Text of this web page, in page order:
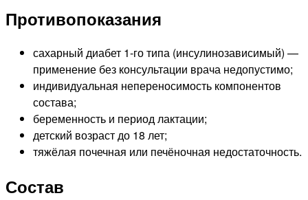
Противопоказания
сахарный диабет 1-го типа (инсулинозависимый) —
применение без консультации врача недопустимо;
индивидуальная непереносимость компонентов
состава;
беременность и период лактации;
детский возраст до 18 лет;
тяжёлая почечная или печёночная недостаточность.
Состав